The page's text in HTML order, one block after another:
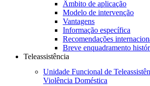
Âmbito de aplicação
Modelo de intervenção
Vantagens
Informação específica
Recomendações
Breve enquadramento
Teleassistência
Unidade Funcional de
Violência Doméstica